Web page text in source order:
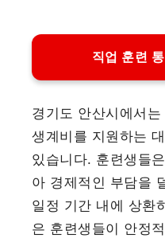
직업 훈련
경기도 안산시에서
생계비를 지원하는
있습니다. 훈련생들
아 경제적인 부담을
일정 기간 내에 상환
은 훈련생들이 안정